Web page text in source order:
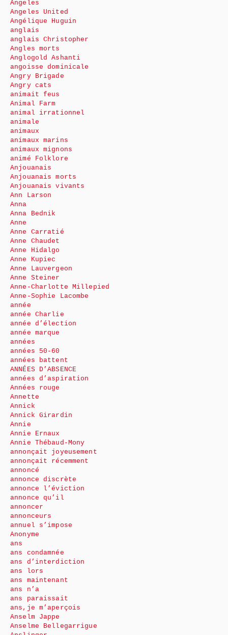
Angeles
Angeles United
Angélique Huguin
anglais
anglais Christopher
Angles morts
Anglogold Ashanti
angoisse dominicale
Angry Brigade
Angry cats
animait feus
Animal Farm
animal irrationnel
animale
animaux
animaux marins
animaux mignons
animé Folklore
Anjouanais
Anjouanais morts
Anjouanais vivants
Ann Larson
Anna
Anna Bednik
Anne
Anne Carratié
Anne Chaudet
Anne Hidalgo
Anne Kupiec
Anne Lauvergeon
Anne Steiner
Anne-Charlotte Millepied
Anne-Sophie Lacombe
année
année Charlie
année d’élection
année marque
années
années 50-60
années battent
ANNÉES D’ABSENCE
années d’aspiration
Années rouge
Annette
Annick
Annick Girardin
Annie
Annie Ernaux
Annie Thébaud-Mony
annonçait joyeusement
annonçait récemment
annoncé
annonce discrète
annonce l’éviction
annonce qu’il
annoncer
annonceurs
annuel s’impose
Anonyme
ans
ans condamnée
ans d’interdiction
ans lors
ans maintenant
ans n’a
ans paraissait
ans,je m’aperçois
Anselm Jappe
Anselme Bellegarrigue